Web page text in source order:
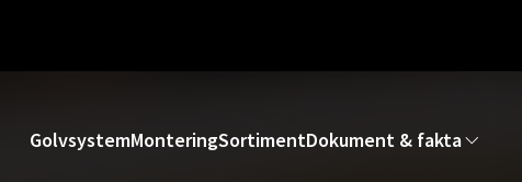
GolvsystemMonteringSortimentDokument & fakta